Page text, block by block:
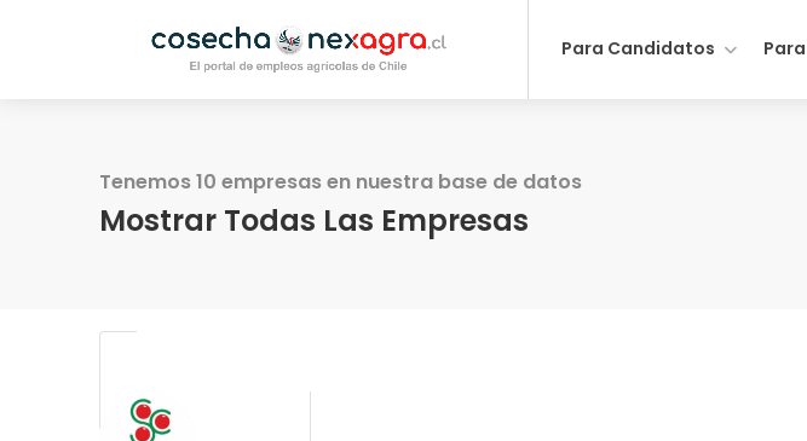
Para Candidatos
Tenemos 10 empresas en nuestra base de datos
Mostrar Todas Las Empresas